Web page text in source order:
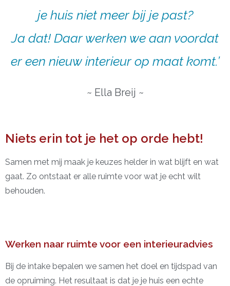
je huis niet meer bij je past?
Ja dat! Daar werken we aan voordat
er een nieuw interieur op maat komt.’
~ Ella Breij ~
Niets erin tot je het op orde hebt!
Samen met mij maak je keuzes helder in wat blijft en wat
gaat. Zo ontstaat er alle ruimte voor wat je echt wilt
behouden.
Werken naar ruimte voor een interieuradvies
Bij de intake bepalen we samen het doel en tijdspad van
de opruiming. Het resultaat is dat je je huis een echte